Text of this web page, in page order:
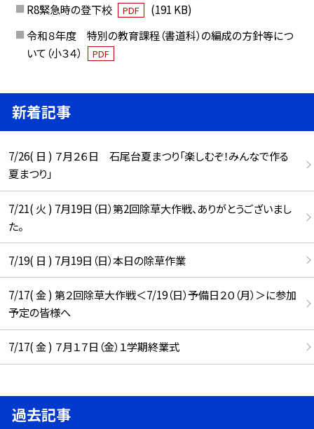
R8緊急時の登下校
PDF
(191 KB)
令和８年度 特別の教育課程（書道科）の編成の方針等につ
いて（小３４）
PDF
新着記事
7/26( 日 ) ７月２６日 石尾台夏まつり「楽しむぞ！みんなで作る
夏まつり」
7/21( 火 ) 7月19日（日）第2回除草大作戦、ありがとうございまし
た。
7/19( 日 ) 7月19日（日）本日の除草作業
7/17( 金 ) 第２回除草大作戦＜7/19（日）予備日２０（月）＞に参加
予定の皆様へ
7/17( 金 ) ７月１７日（金）１学期終業式
過去記事